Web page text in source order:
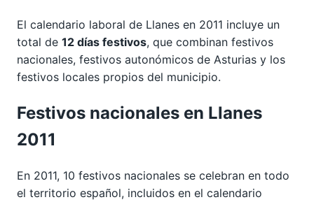
El calendario laboral de Llanes en 2011 incluye un
total de 12 días festivos, que combinan festivos
nacionales, festivos autonómicos de Asturias y los
festivos locales propios del municipio.
Festivos nacionales en Llanes
2011
En 2011, 10 festivos nacionales se celebran en todo
el territorio español, incluidos en el calendario